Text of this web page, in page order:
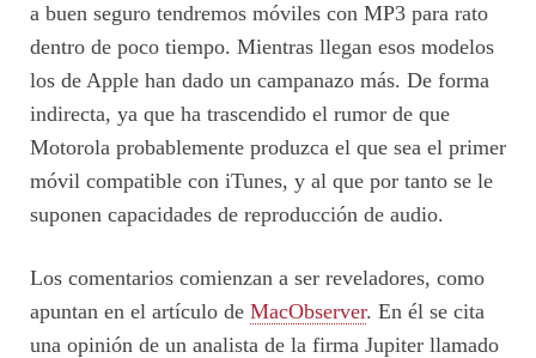
a buen seguro tendremos móviles con MP3 para rato
dentro de poco tiempo. Mientras llegan esos modelos
los de Apple han dado un campanazo más. De forma
indirecta, ya que ha trascendido el rumor de que
Motorola probablemente produzca el que sea el primer
móvil compatible con iTunes, y al que por tanto se le
suponen capacidades de reproducción de audio.
Los comentarios comienzan a ser reveladores, como
apuntan en el artículo de MacObserver. En él se cita
una opinión de un analista de la firma Jupiter llamado